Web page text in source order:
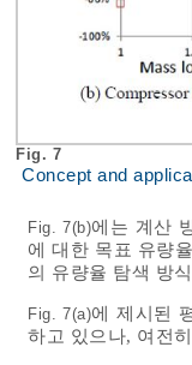
Fig. 7
Concept and
Fig. 7(b)에는 계산
에 대한 목표 유량
의 유량율 탐색 방
Fig. 7(a)에 제시된
하고 있으나, 여전